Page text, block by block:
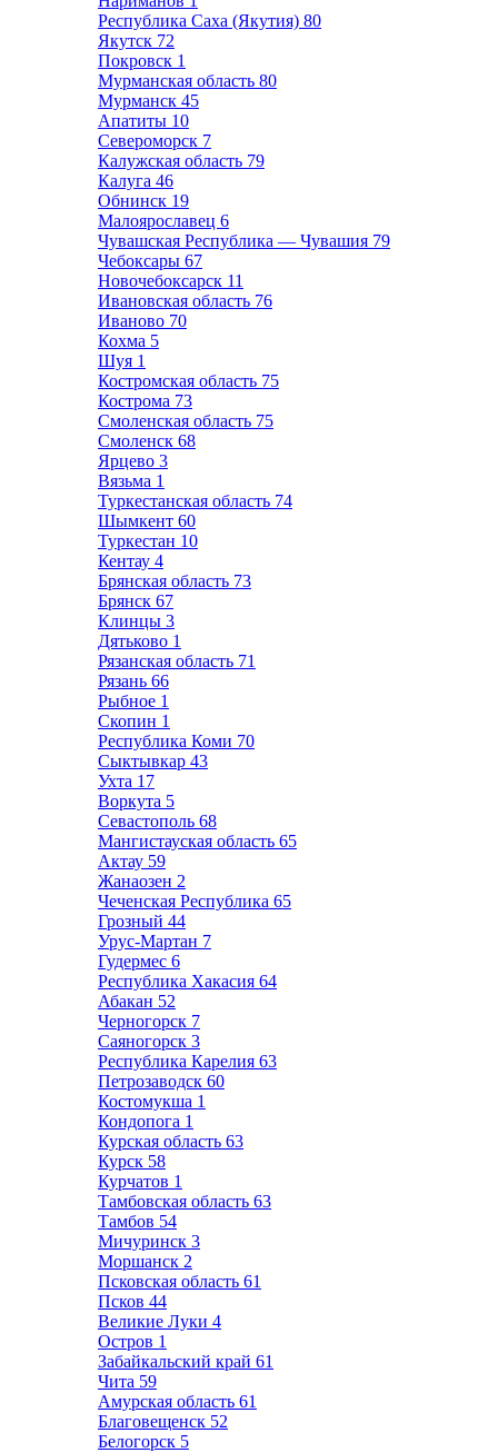
Республика Саха (Якутия) 80
Якутск 72
Покровск 1
Мурманская область 80
Мурманск 45
Апатиты 10
Североморск 7
Калужская область 79
Калуга 46
Обнинск 19
Малоярославец 6
Чувашская Республика — Чувашия 79
Чебоксары 67
Новочебоксарск 11
Ивановская область 76
Иваново 70
Кохма 5
Шуя 1
Костромская область 75
Кострома 73
Смоленская область 75
Смоленск 68
Ярцево 3
Вязьма 1
Туркестанская область 74
Шымкент 60
Туркестан 10
Кентау 4
Брянская область 73
Брянск 67
Клинцы 3
Дятьково 1
Рязанская область 71
Рязань 66
Рыбное 1
Скопин 1
Республика Коми 70
Сыктывкар 43
Ухта 17
Воркута 5
Севастополь 68
Мангистауская область 65
Актау 59
Жанаозен 2
Чеченская Республика 65
Грозный 44
Урус-Мартан 7
Гудермес 6
Республика Хакасия 64
Абакан 52
Черногорск 7
Саяногорск 3
Республика Карелия 63
Петрозаводск 60
Костомукша 1
Кондопога 1
Курская область 63
Курск 58
Курчатов 1
Тамбовская область 63
Тамбов 54
Мичуринск 3
Моршанск 2
Псковская область 61
Псков 44
Великие Луки 4
Остров 1
Забайкальский край 61
Чита 59
Амурская область 61
Благовещенск 52
Белогорск 5